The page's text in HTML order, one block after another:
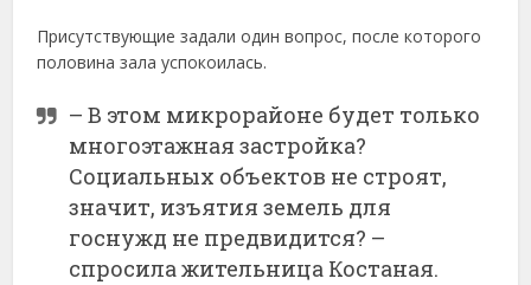
Присутствующие задали один вопрос, после которого
половина зала успокоилась.
– В этом микрорайоне будет только
многоэтажная застройка?
Социальных объектов не строят,
значит, изъятия земель для
госнужд не предвидится? –
спросила жительница Костаная.